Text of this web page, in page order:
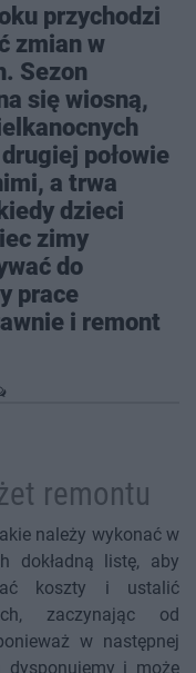
przychodzi
zmian w
Sezon
się wiosną,
połowie
a trwa
dzieci
zimy
do
prace
i remont
remontu
należy wykonać w
dokładną listę, aby
koszty i ustalić
zaczynając od
w następnej
dysponujemy i może